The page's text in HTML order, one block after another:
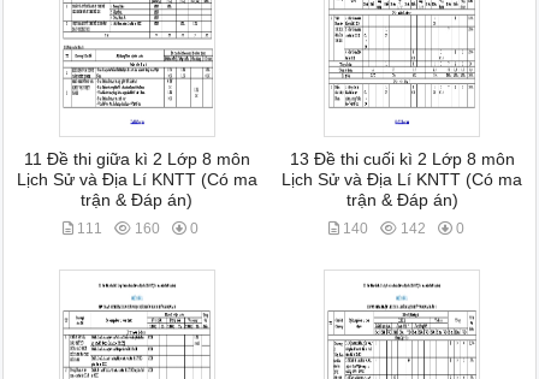
11 Đề thi giữa kì 2 Lớp 8 môn
Lịch Sử và Địa Lí KNTT (Có ma
trận & Đáp án)
111 160 0
13 Đề thi cuối kì 2 Lớp 8 môn
Lịch Sử và Địa Lí KNTT (Có ma
trận & Đáp án)
140 142 0